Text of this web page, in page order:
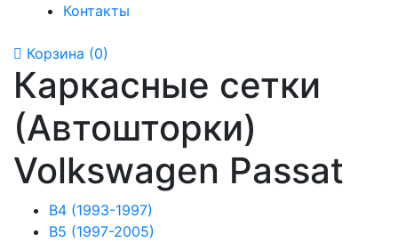
Контакты
Корзина (0)
Каркасные сетки
(Автошторки)
Volkswagen Passat
B4 (1993-1997)
B5 (1997-2005)